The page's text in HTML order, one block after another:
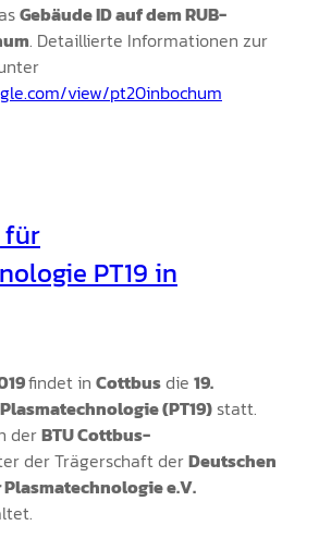
Gebäude ID auf dem RUB-
. Detaillierte Informationen zur
view/pt20inbochum
für
PT19 in
findet in Cottbusdie 19.
(PT19) statt.
derBTU Cottbus-
der Trägerschaft derDeutschen
e.V.